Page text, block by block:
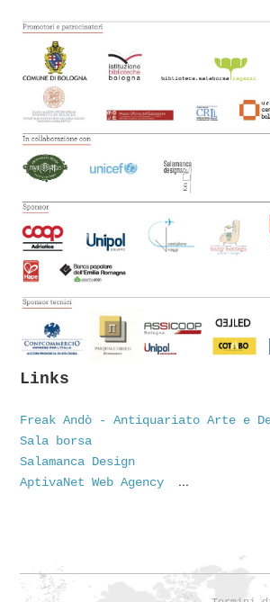
Links
Freak Andò - Antiquariato Arte e
Sala borsa
Salamanca Design
AptivaNet Web Agency
...